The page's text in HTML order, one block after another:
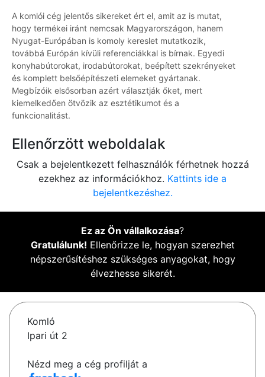
A komlói cég jelentős sikereket ért el, amit az is mutat,
hogy termékei iránt nemcsak Magyarországon, hanem
Nyugat-Európában is komoly kereslet mutatkozik,
továbbá Európán kívüli referenciákkal is bírnak. Egyedi
konyhabútorokat, irodabútorokat, beépített szekrényeket
és komplett belsőépítészeti elemeket gyártanak.
Megbízóik elsősorban azért választják őket, mert
kiemelkedően ötvözik az esztétikumot és a
funkcionalitást.
Ellenőrzött weboldalak
Csak a bejelentkezett felhasználók férhetnek hozzá
ezekhez az információkhoz. Kattints ide a
bejelentkezéshez.
Ez az Ön vállalkozása?
Gratulálunk! Ellenőrizze le, hogyan szerezhet
népszerűsítéshez szükséges anyagokat, hogy
élvezhesse sikerét.
Komló
Ipari út 2
Nézd meg a cég profilját a